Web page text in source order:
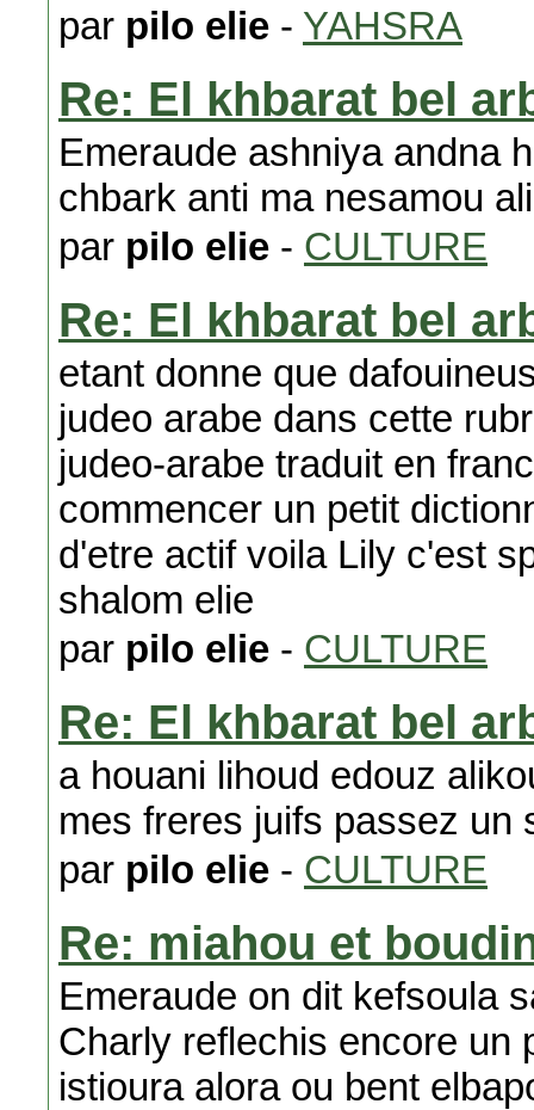
par pilo elie - YAHSRA
Re: El khbarat bel
Emeraude ashniya andna
chbark anti ma nesamou
par pilo elie - CULTURE
Re: El khbarat bel
etant donne que
judeo arabe dans cette
judeo-arabe traduit en
commencer un petit
d'etre actif voila Lily c'est
shalom elie
par pilo elie - CULTURE
Re: El khbarat bel
a houani lihoud edouz
mes freres juifs passez un
par pilo elie - CULTURE
Re: miahou et
Emeraude on dit kefsoula
Charly reflechis encore un
istioura alora ou bent